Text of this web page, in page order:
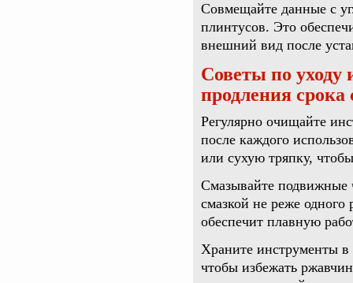
Совмещайте данные с
плинтусов. Это
внешний вид после
Советы по уходу
продления
Регулярно очищайте
после каждого
или сухую тряпку,
Смазывайте подвижные
смазкой не реже одного
обеспечит плавную
Храните инструменты
чтобы избежать